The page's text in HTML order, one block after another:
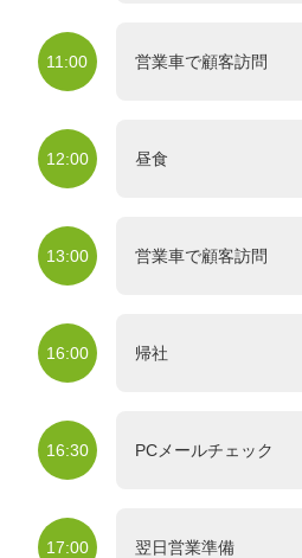
11:00 営業車で顧客訪問
12:00 昼食
13:00 営業車で顧客訪問
16:00 帰社
16:30 PCメールチェック
17:00 翌日営業準備